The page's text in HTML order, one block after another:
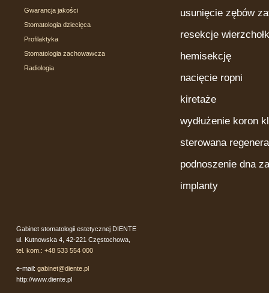
Gwarancja jakości
Stomatologia dziecięca
Profilaktyka
Stomatologia zachowawcza
Radiologia
usunięcie zębów
resekcje
hemisekcję
nacięcie ropni
kiretaże
wydłużenie koron
sterowana
podnoszenie dna
implanty
Gabinet stomatologii estetycznej DIENTE
ul. Kutnowska 4, 42-221 Częstochowa,
tel. kom.: +48 533 554 000
e-mail: gabinet@diente.pl
http://www.diente.pl